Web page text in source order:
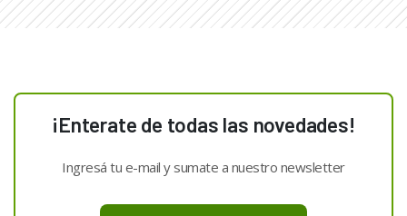
¡Enterate de todas las novedades!
Ingresá tu e-mail y sumate a nuestro newsletter